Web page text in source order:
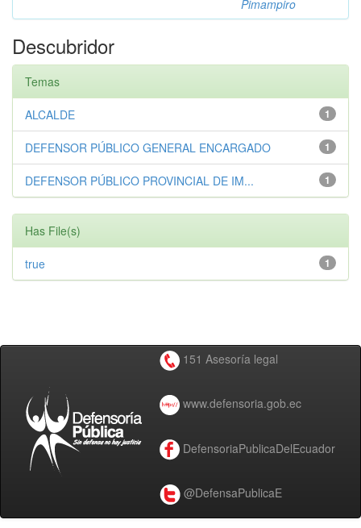
Pimampiro
Descubridor
Temas
1
ALCALDE
1
DEFENSOR PÚBLICO GENERAL ENCARGADO
1
DEFENSOR PÚBLICO PROVINCIAL DE IM...
Has File(s)
1
true
151 Asesoría legal
www.defensoria.gob.ec
DefensoriaPublicaDelEcuador
@DefensaPublicaE